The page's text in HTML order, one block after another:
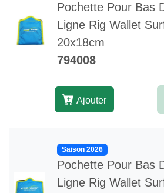
Pochette Pour Bas
Ligne Rig Wallet
20x18cm
794008
Ajouter
Saison 2026
Pochette Pour Bas
Ligne Rig Wallet